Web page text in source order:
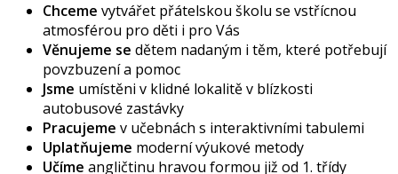
Chceme vytvářet přátelskou školu se vstřícnou
atmosférou pro děti i pro Vás
Věnujeme se dětem nadaným i těm, které potřebují
povzbuzení a pomoc
Jsme umístěni v klidné lokalitě v blízkosti
autobusové zastávky
Pracujeme v učebnách s interaktivními tabulemi
Uplatňujeme moderní výukové metody
Učíme angličtinu hravou formou již od 1. třídy